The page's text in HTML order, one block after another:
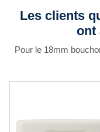
Les clients
ont
Pour le 18mm